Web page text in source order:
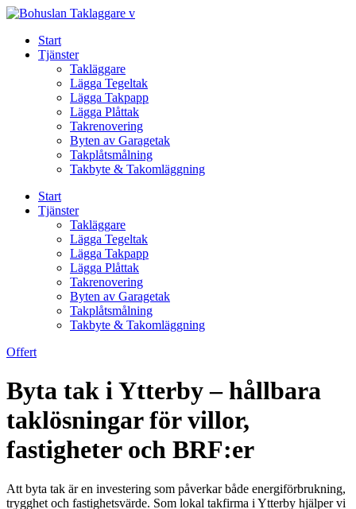
Skip
contentStart
Tjänster
Takläggare
Lägga Tegeltak
Lägga Takpapp
Lägga Plåttak
Takrenovering
Byten av Garagetak
Takplåtsmålning
Takbyte & Takomläggning
Start
Tjänster
Takläggare
Lägga Tegeltak
Lägga Takpapp
Lägga Plåttak
Takrenovering
Byten av Garagetak
Takplåtsmålning
Takbyte & Takomläggning
Offert
Byta tak i Ytterby – hållbara
taklösningar för villor,
fastigheter och BRF:er
Att byta tak är en investering som påverkar både energiförbrukning,
trygghet och fastighetsvärde. Som lokal takfirma i Ytterby hjälper vi